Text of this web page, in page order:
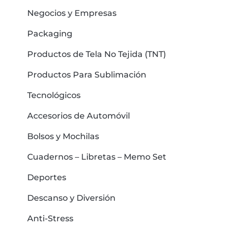
Negocios y Empresas
Packaging
Productos de Tela No Tejida (TNT)
Productos Para Sublimación
Tecnológicos
Accesorios de Automóvil
Bolsos y Mochilas
Cuadernos – Libretas – Memo Set
Deportes
Descanso y Diversión
Anti-Stress